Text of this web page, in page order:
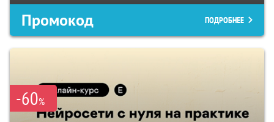
Промокод ПОДРОБНЕЕ
-60%